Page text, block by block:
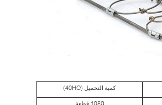
كمية التحميل (40HQ)
1080 قطعة